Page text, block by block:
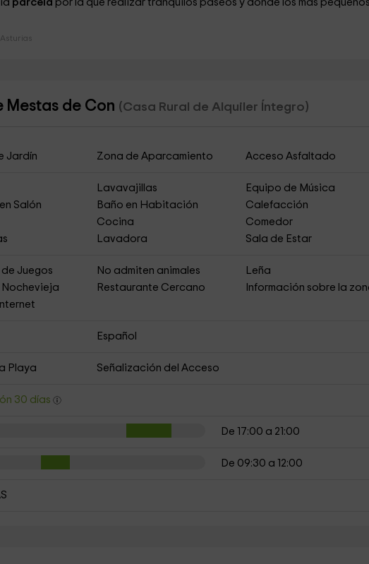
parcela por la que realizar tranquilos paseos y donde los más
de Con (Casa Rural de Alquiler Íntegro)
Jardín Zona de Aparcamiento Acceso Asfaltado
Lavavajillas
Equipo de Música
Salón
Baño en Habitación
Calefacción
Cocina
Comedor
Lavadora Sala de Estar
Juegos No admiten animales
Leña
Restaurante Cercano
Información sobre la
Español
Playa Señalización del Acceso
30 días
De 17:00 a 21:00
De 09:30 a 12:00